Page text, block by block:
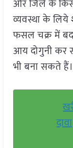
ओर जिले के
व्यवस्था के लिये
फसल चक्र में
आय दोगुनी कर
भी बना सकते हैं।